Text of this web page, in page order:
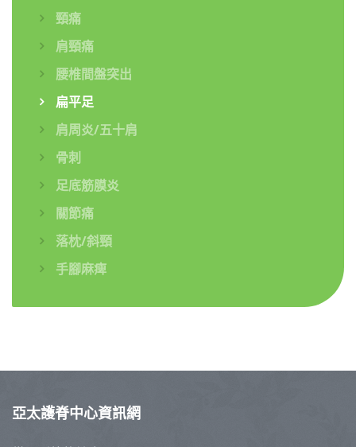
頸痛
肩頸痛
腰椎間盤突出
扁平足
肩周炎/五十肩
骨刺
足底筋膜炎
關節痛
落枕/斜頸
手腳麻痺
亞太護脊中心資訊網